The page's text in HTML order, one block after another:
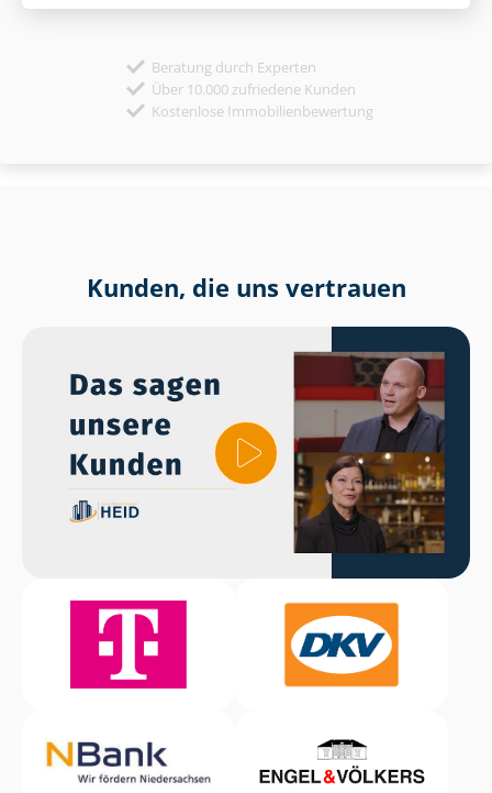
Beratung durch Experten
Über 10.000 zufriedene Kunden
Kostenlose Immobilienbewertung
Kunden, die uns vertrauen